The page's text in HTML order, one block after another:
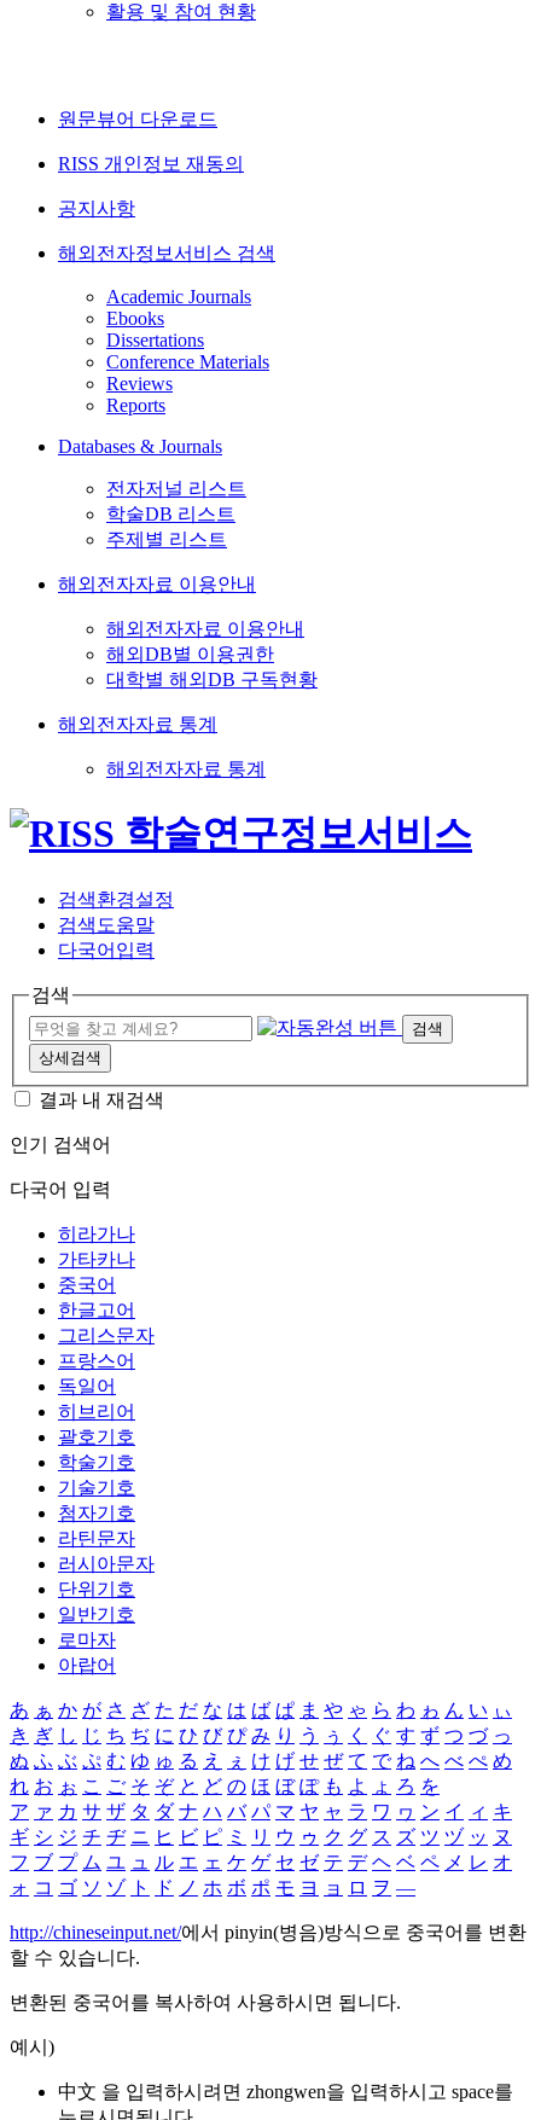
활용 및 참여 현황
원문뷰어 다운로드
RISS 개인정보 재동의
공지사항
해외전자정보서비스 검색
Academic Journals
Ebooks
Dissertations
Conference Materials
Reviews
Reports
Databases & Journals
전자저널 리스트
학술DB 리스트
주제별 리스트
해외전자자료 이용안내
해외전자자료 이용안내
해외DB별 이용권한
대학별 해외DB 구독현황
해외전자자료 통계
해외전자자료 통계
검색환경설정
검색도움말
다국어입력
검색
검색
상세검색
결과 내 재검색
인기 검색어
다국어 입력
히라가나
가타카나
중국어
한글고어
그리스문자
프랑스어
독일어
히브리어
괄호기호
학술기호
기술기호
첨자기호
라틴문자
러시아문자
단위기호
일반기호
로마자
아랍어
あ ぁ か が さ ざ た だ な は ば ぱ ま や ゃ ら わ ゎ ん い ぃ
き ぎ し じ ち ぢ に ひ び ぴ み り う ぅ く ぐ す ず つ づ っ
ぬ ふ ぶ ぷ む ゆ ゅ る え ぇ け げ せ ぜ て で ね へ べ ぺ め
れ お ぉ こ ご そ ぞ と ど の ほ ぼ ぽ も よ ょ ろ を
ア ァ カ サ ザ タ ダ ナ ハ バ パ マ ヤ ャ ラ ワ ヮ ン イ ィ キ
ギ シ ジ チ ヂ ニ ヒ ビ ピ ミ リ ウ ゥ ク グ ス ズ ツ ヅ ッ ヌ
フ ブ プ ム ユ ュ ル エ ェ ケ ゲ セ ゼ テ デ ヘ ベ ペ メ レ オ
ォ コ ゴ ソ ゾ ト ド ノ ホ ボ ポ モ ヨ ョ ロ ヲ ―
http://chineseinput.net/에서 pinyin(병음)방식으로 중국어를 변환
할 수 있습니다.
변환된 중국어를 복사하여 사용하시면 됩니다.
예시)
中文 을 입력하시려면 zhongwen을 입력하시고 space를